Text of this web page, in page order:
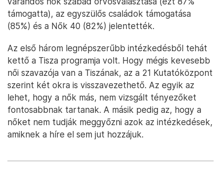
támogatta), az egyszülős családok támogatása
(85%) és a Nők 40 (82%) jelentették.
Az első három legnépszerűbb intézkedésből tehát
kettő a Tisza programja volt. Hogy mégis kevesebb
női szavazója van a Tiszának, az a 21 Kutatóközpont
szerint két okra is visszavezethető. Az egyik az
lehet, hogy a nők más, nem vizsgált tényezőket
fontosabbnak tartanak. A másik pedig az, hogy a
nőket nem tudják meggyőzni azok az intézkedések,
amiknek a híre el sem jut hozzájuk.